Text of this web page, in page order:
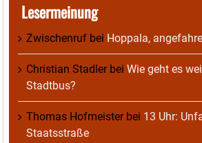
Lesermeinung
Zwischenruf bei Hoppala,
Christian Stadlerbei Wie geht es
Stadtbus?
Thomas Hofmeisterbei 13 Uhr:
Staatsstraße